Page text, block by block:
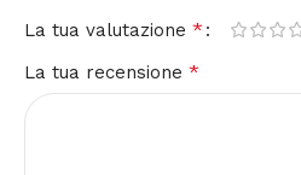
La tua valutazione *
La tua recensione *